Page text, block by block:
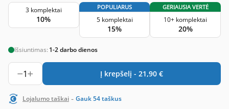
3 komplektai
10%
POPULIARUS
5 komplektai
15%
GERIAUSIA VERTĖ
10+ komplektai
20%
Išsiuntimas: 1-2 darbo dienos
1 Į krepšelį - 21,90 €
Lojalumo taškai - Gauk54taškus